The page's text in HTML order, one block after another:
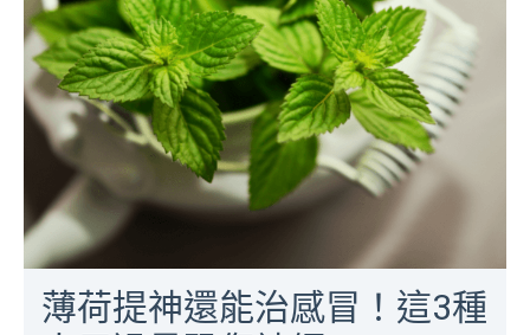
薄荷提神還能治感冒！這3種